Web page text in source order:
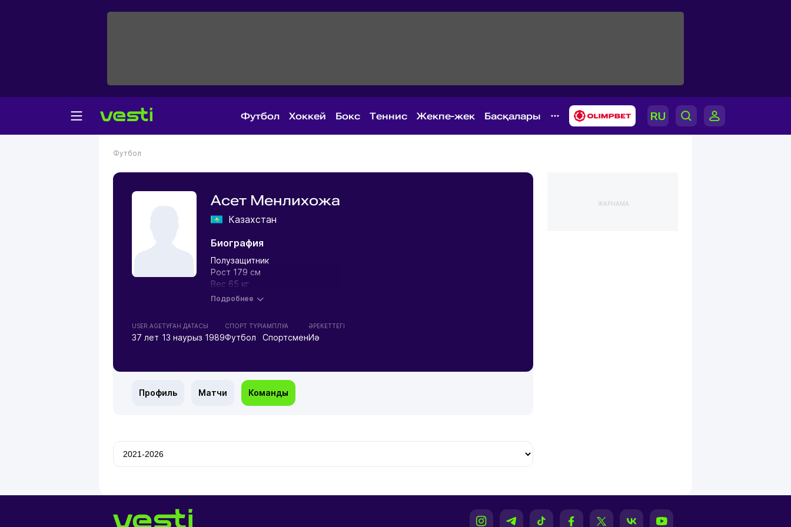
Футбол Хоккей Бокс Теннис Жекпе-жек Басқалары
Футбол
Асет Менлихожа
Казахстан
Биография
Полузащитник
Рост 179 см
Вес 65 кг
Подробнее
USER.AGE
37 лет
ТУҒАН ДАТАСЫ
13 наурыз 1989
СПОРТ ТҮРІ
Футбол
АМПЛУА
Спортсмен
ӘРЕКЕТТЕГІ
Иә
Профиль Матчи Команды
ЖАРНАМА